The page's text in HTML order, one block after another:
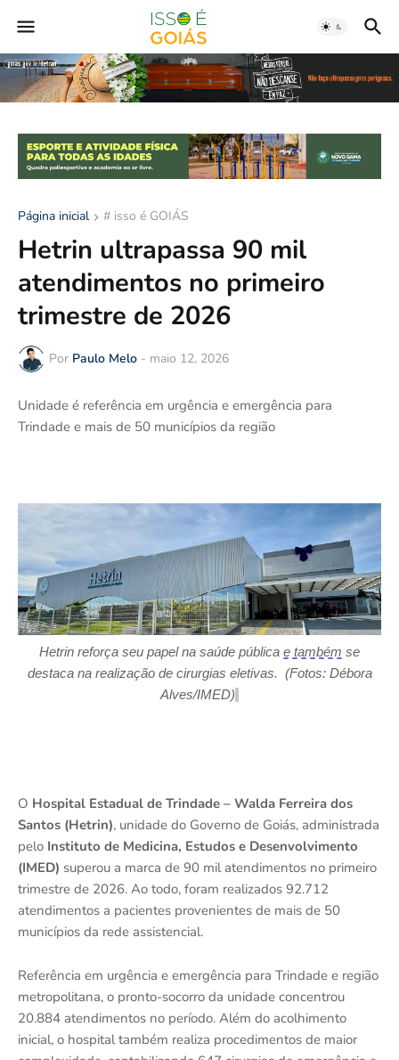
Página inicial # isso é GOIÁS
Hetrin ultrapassa 90 mil
atendimentos no primeiro
trimestre de 2026
Por Paulo Melo - maio 12, 2026
Unidade é referência em urgência e emergência para
Trindade e mais de 50 municípios da região
Hetrin reforça seu papel na saúde pública e também se
destaca na realização de cirurgias eletivas. (Fotos: Débora
Alves/IMED)
O Hospital Estadual de Trindade – Walda Ferreira dos
Santos (Hetrin), unidade do Governo de Goiás, administrada
pelo Instituto de Medicina, Estudos e Desenvolvimento
(IMED) superou a marca de 90 mil atendimentos no primeiro
trimestre de 2026. Ao todo, foram realizados 92.712
atendimentos a pacientes provenientes de mais de 50
municípios da rede assistencial.
Referência em urgência e emergência para Trindade e região
metropolitana, o pronto-socorro da unidade concentrou
20.884 atendimentos no período. Além do acolhimento
inicial, o hospital também realiza procedimentos de maior